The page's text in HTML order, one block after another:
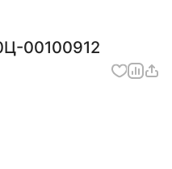
00100912